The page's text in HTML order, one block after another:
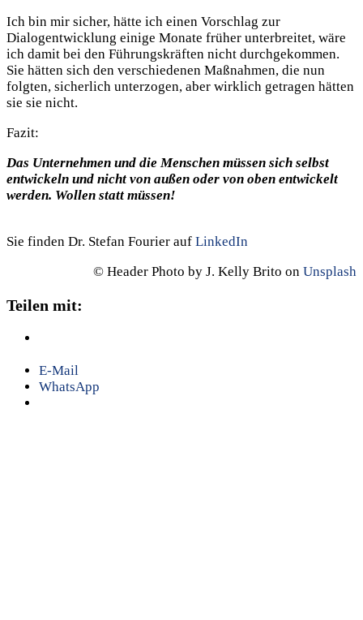
Ich bin mir sicher, hätte ich einen Vorschlag zur
Dialogentwicklung einige Monate früher unterbreitet, wäre
ich damit bei den Führungskräften nicht durchgekommen.
Sie hätten sich den verschiedenen Maßnahmen, die nun
folgten, sicherlich unterzogen, aber wirklich getragen hätten
sie sie nicht.
Fazit:
Das Unternehmen und die Menschen müssen sich selbst
entwickeln und nicht von außen oder von oben entwickelt
werden. Wollen statt müssen!
Sie finden Dr. Stefan Fourier auf LinkedIn
© Header Photo by J. Kelly Brito on Unsplash
Teilen mit:
E-Mail
WhatsApp